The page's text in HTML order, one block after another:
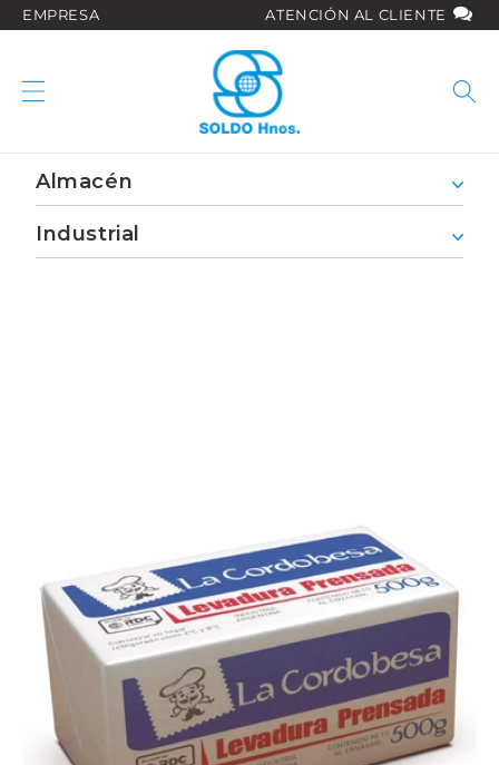
directamente
EMPRESA ATENCIÓN AL CLIENTE
Almacén
Industrial